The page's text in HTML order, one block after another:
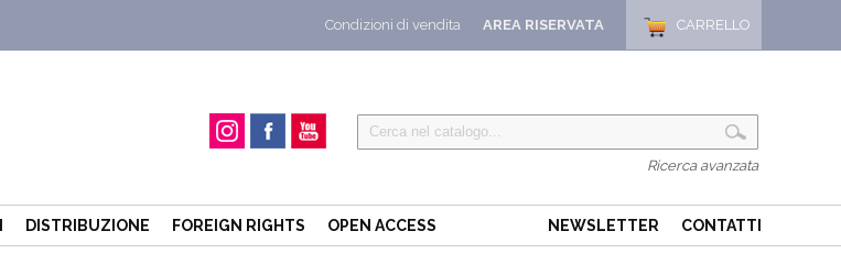
CARRELLO
AREA RISERVATA
Condizioni di vendita
Ricerca avanzata
DISTRIBUZIONE FOREIGN RIGHTS OPEN ACCESS NEWSLETTER CONTATTI